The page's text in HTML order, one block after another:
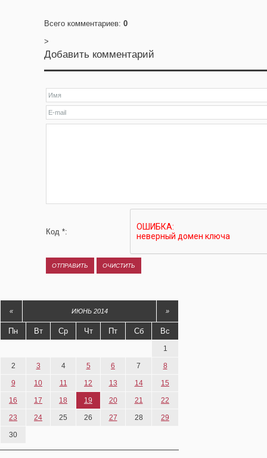
Всего комментариев: 0
>
Добавить комментарий
Код *:
« ИЮНЬ 2014 »
Пн Вт Ср Чт Пт Сб Вс
1
2 3 4 5 6 7 8
9 10 11 12 13 14 15
16 17 18 19 20 21 22
23 24 25 26 27 28 29
30